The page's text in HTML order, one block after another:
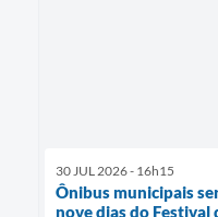
30 JUL 2026 - 16h15
Ônibus municipais
nove dias do Festival